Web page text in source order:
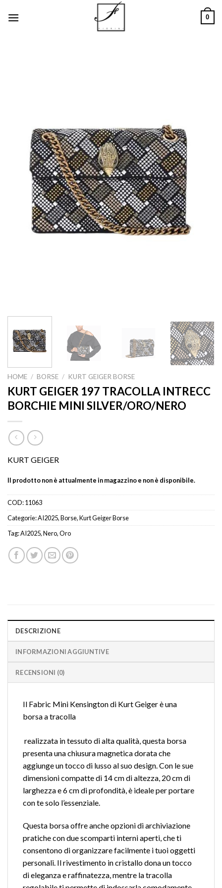
0
HOME / BORSE / KURT GEIGER BORSE
KURT GEIGER 197 TRACOLLA INTRECC
BORCHIE MINI SILVER/ORO/NERO
KURT GEIGER
Il prodotto non è attualmente in magazzino e non è disponibile.
COD:11063
Categorie:AI2025,Borse,Kurt Geiger Borse
Tag:AI2025,Nero,Oro
DESCRIZIONE
INFORMAZIONI AGGIUNTIVE
RECENSIONI (0)
Il Fabric Mini Kensington di Kurt Geigerè una
borsa a tracolla
realizzata in tessuto di alta qualità, questa borsa
presenta una chiusura magnetica dorata che
aggiunge un tocco di lusso al suo design. Con le sue
dimensioni compatte di 14 cm di altezza, 20 cm di
larghezza e 6 cm di profondità, è ideale per portare
con te solo l’essenziale.
Questa borsa offre anche opzioni di archiviazione
pratiche con due scomparti interni aperti, che ti
consentono di organizzare facilmente i tuoi oggetti
personali. Il rivestimento in cristallo dona un tocco
di eleganza e raffinatezza, mentre la tracolla